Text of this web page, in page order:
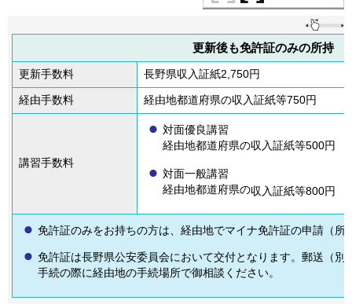
更新後も免許証のみの所持
更新手数料 長野県収入証紙2,750円
経由手数料 経由地都道府県の収入証紙等​​​​750円
講習手数料
対面優良講習
経由地都道府県の収入証紙等​​​​500円
対面一般講習
経由地都道府県の収入証紙等​​​​800円
免許証のみをお持ちの方は、経由地でマイナ免許証の申請（所
免許証は長野県公安委員会において交付となります。郵送（別
手続の際に経由地の手続場所で御相談ください。